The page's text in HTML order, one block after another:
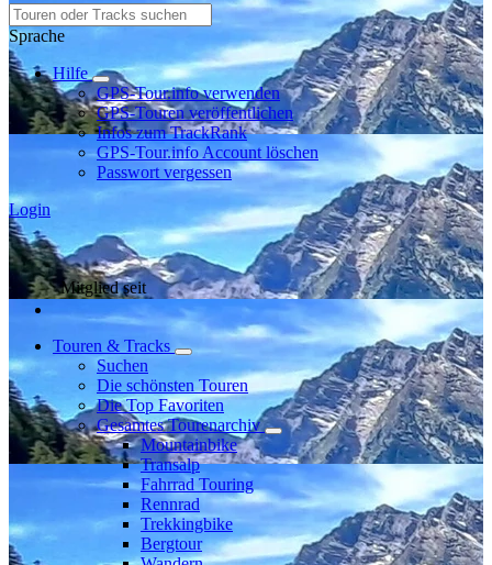
Sprache
Hilfe
GPS-Tour.info verwenden
GPS-Touren veröffentlichen
Infos zum TrackRank
GPS-Tour.info Account löschen
Passwort vergessen
Login
Mitglied seit
Touren & Tracks
Suchen
Die schönsten Touren
Die Top Favoriten
Gesamtes Tourenarchiv
Mountainbike
Transalp
Fahrrad Touring
Rennrad
Trekkingbike
Bergtour